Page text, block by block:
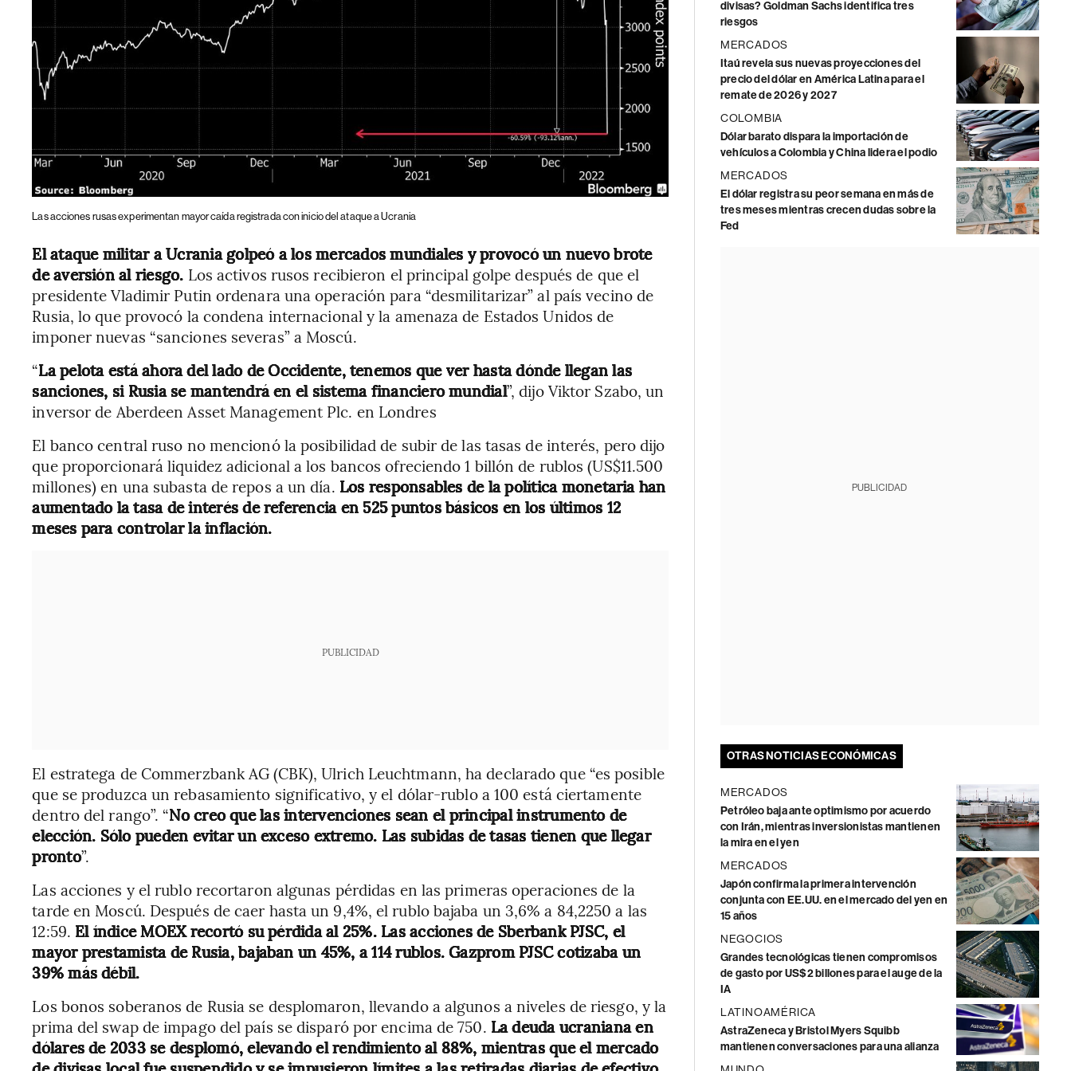
Las acciones rusas experimentan mayor caída registrada con inicio del ataque a Ucrania
El ataque militar a Ucrania golpeó a los mercados mundiales y provocó un nuevo brote
de aversión al riesgo. Los activos rusos recibieron el principal golpe después de que el
presidente Vladimir Putin ordenara una operación para “desmilitarizar” al país vecino de
Rusia, lo que provocó la condena internacional y la amenaza de Estados Unidos de
imponer nuevas “sanciones severas” a Moscú.
“La pelota está ahora del lado de Occidente, tenemos que ver hasta dónde llegan las
sanciones, si Rusia se mantendrá en el sistema financiero mundial”, dijo Viktor Szabo, un
inversor de Aberdeen Asset Management Plc. en Londres
El banco central ruso no mencionó la posibilidad de subir de las tasas de interés, pero dijo
que proporcionará liquidez adicional a los bancos ofreciendo 1 billón de rublos (US$11.500
millones) en una subasta de repos a un día. Los responsables de la política monetaria han
aumentado la tasa de interés de referencia en 525 puntos básicos en los últimos 12
meses para controlar la inflación.
PUBLICIDAD
El estratega de Commerzbank AG (CBK), Ulrich Leuchtmann, ha declarado que “es posible
que se produzca un rebasamiento significativo, y el dólar-rublo a 100 está ciertamente
dentro del rango”. “No creo que las intervenciones sean el principal instrumento de
elección. Sólo pueden evitar un exceso extremo. Las subidas de tasas tienen que llegar
pronto”.
Las acciones y el rublo recortaron algunas pérdidas en las primeras operaciones de la
tarde en Moscú. Después de caer hasta un 9,4%, el rublo bajaba un 3,6% a 84,2250 a las
12:59. El índice MOEX recortó su pérdida al 25%. Las acciones de Sberbank PJSC, el
mayor prestamista de Rusia, bajaban un 45%, a 114 rublos. Gazprom PJSC cotizaba un
39% más débil.
Los bonos soberanos de Rusia se desplomaron, llevando a algunos a niveles de riesgo, y la
prima del swap de impago del país se disparó por encima de 750. La deuda ucraniana en
dólares de 2033 se desplomó, elevando el rendimiento al 88%, mientras que el mercado
divisas? Goldman Sachs identifica tres
riesgos
MERCADOS
Itaú revela sus nuevas proyecciones del
precio del dólar en América Latina para el
remate de 2026 y 2027
COLOMBIA
Dólar barato dispara la importación de
vehículos a Colombia y China lidera el podio
MERCADOS
El dólar registra su peor semana en más de
tres meses mientras crecen dudas sobre la
Fed
PUBLICIDAD
OTRAS NOTICIAS ECONÓMICAS
MERCADOS
Petróleo baja ante optimismo por acuerdo
con Irán, mientras inversionistas mantienen
la mira en el yen
MERCADOS
Japón confirma la primera intervención
conjunta con EE.UU. en el mercado del yen en
15 años
NEGOCIOS
Grandes tecnológicas tienen compromisos
de gasto por US$2 billones para el auge de la
IA
LATINOAMÉRICA
AstraZeneca y Bristol Myers Squibb
mantienen conversaciones para una alianza